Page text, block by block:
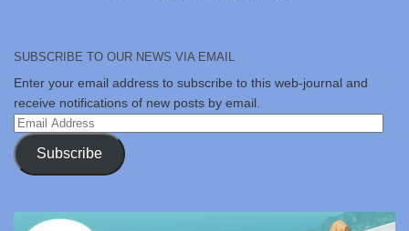
SUBSCRIBE TO OUR NEWS VIA EMAIL
Enter your email address to subscribe to this web-journal and
receive notifications of new posts by email.
Email
Address
Subscribe